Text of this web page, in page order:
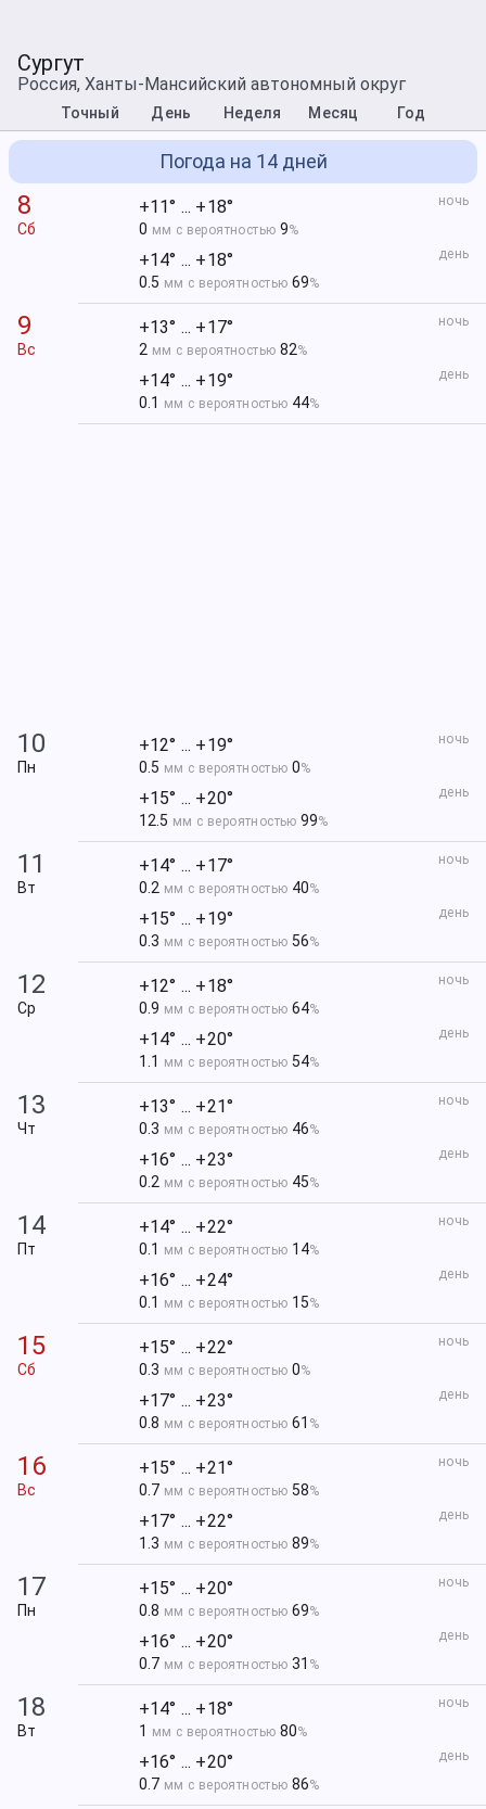
Сургут
Россия, Ханты-Мансийский автономный округ
Точный День Неделя Месяц Год
Погода на 14 дней
8
Сб
ночь
+11° ... +18°
0 мм с вероятностью 9%
день
+14° ... +18°
0.5 мм с вероятностью69%
9
Вс
ночь
+13° ... +17°
2 мм с вероятностью 82%
день
+14° ... +19°
0.1 мм с вероятностью 44%
10
Пн
ночь
+12° ... +19°
0.5 мм с вероятностью0%
день
+15° ... +20°
12.5 мм с вероятностью99%
11
Вт
ночь
+14° ... +17°
0.2 мм с вероятностью 40%
день
+15° ... +19°
0.3 мм с вероятностью 56%
12
Ср
ночь
+12° ... +18°
0.9 мм с вероятностью64%
день
+14° ... +20°
1.1 мм с вероятностью 54%
13
Чт
ночь
+13° ... +21°
0.3 мм с вероятностью 46%
день
+16° ... +23°
0.2 мм с вероятностью 45%
14
Пт
ночь
+14° ... +22°
0.1 мм с вероятностью 14%
день
+16° ... +24°
0.1 мм с вероятностью 15%
15
Сб
ночь
+15° ... +22°
0.3 мм с вероятностью0%
день
+17° ... +23°
0.8 мм с вероятностью61 %
16
Вс
ночь
+15° ... +21°
0.7 мм с вероятностью 58%
день
+17° ... +22°
1.3 мм с вероятностью89%
17
Пн
ночь
+15° ... +20°
0.8 мм с вероятностью69%
день
+16° ... +20°
0.7 мм с вероятностью31 %
18
Вт
ночь
+14° ... +18°
1 мм с вероятностью 80%
день
+16° ... +20°
0.7 мм с вероятностью86%